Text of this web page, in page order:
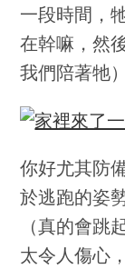
一段時間，
在幹嘛，然
我們陪著牠
你好尤其防
於逃跑的姿
（真的會
太令人傷心